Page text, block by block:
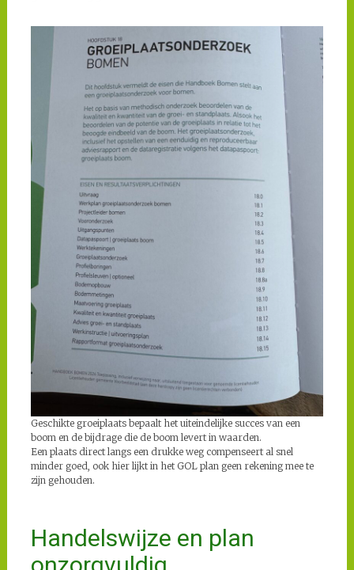
Geschikte groeiplaats bepaalt het uiteindelijke succes van een
boom en de bijdrage die de boom levert in waarden.
Een plaats direct langs een drukke weg compenseert al snel
minder goed, ook hier lijkt in het GOL plan geen rekening mee te
zijn gehouden.
Handelswijze en plan